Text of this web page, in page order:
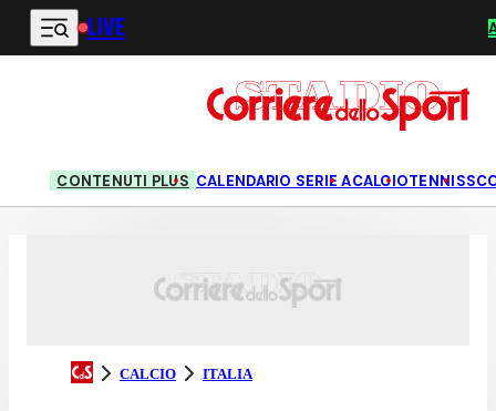
Vai al contenuto principale
LIVE
CONTENUTI PLUS CALENDARIO SERIE ACALCIOTENNIS
CALCIO ITALIA